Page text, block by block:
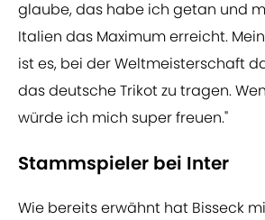
glaube, das habe ich getan und
Italien das Maximum erreicht.
ist es, bei der Weltmeisterschaft
das deutsche Trikot zu tragen.
würde ich mich super freuen."
Stammspieler bei Inter
Wie bereits erwähnt hat Bisseck